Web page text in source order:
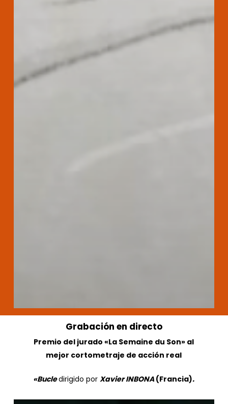
Grabación en directo
Premio del jurado «La Semaine du Son» al
mejor cortometraje de acción real
«Bucledirigido porXavier INBONA (Francia).